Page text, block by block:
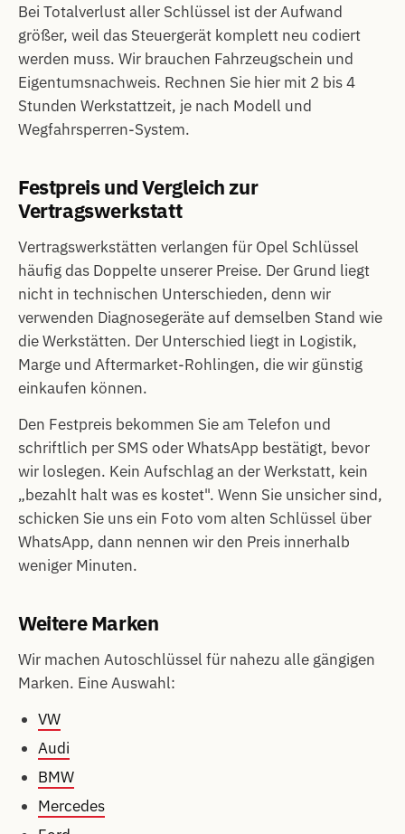
Bei Totalverlust aller Schlüssel ist der Aufwand
größer, weil das Steuergerät komplett neu codiert
werden muss. Wir brauchen Fahrzeugschein und
Eigentumsnachweis. Rechnen Sie hier mit 2 bis 4
Stunden Werkstattzeit, je nach Modell und
Wegfahrsperren-System.
Festpreis und Vergleich zur
Vertragswerkstatt
Vertragswerkstätten verlangen für Opel Schlüssel
häufig das Doppelte unserer Preise. Der Grund liegt
nicht in technischen Unterschieden, denn wir
verwenden Diagnosegeräte auf demselben Stand wie
die Werkstätten. Der Unterschied liegt in Logistik,
Marge und Aftermarket-Rohlingen, die wir günstig
einkaufen können.
Den Festpreis bekommen Sie am Telefon und
schriftlich per SMS oder WhatsApp bestätigt, bevor
wir loslegen. Kein Aufschlag an der Werkstatt, kein
„bezahlt halt was es kostet". Wenn Sie unsicher sind,
schicken Sie uns ein Foto vom alten Schlüssel über
WhatsApp, dann nennen wir den Preis innerhalb
weniger Minuten.
Weitere Marken
Wir machen Autoschlüssel für nahezu alle gängigen
Marken. Eine Auswahl:
VW
Audi
BMW
Mercedes